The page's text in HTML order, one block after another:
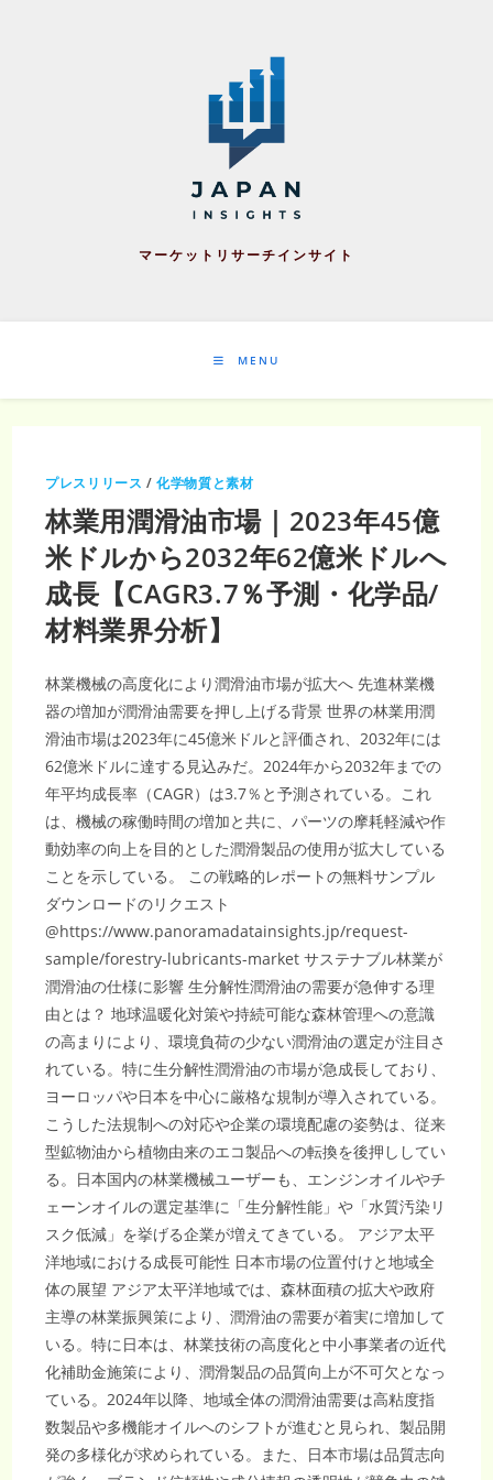
マーケットリサーチインサイト
MENU
プレスリリース /化学物質と素材
林業用潤滑油市場｜2023年45億
米ドルから2032年62億米ドルへ
成長【CAGR3.7％予測・化学品/
材料業界分析】
林業機械の高度化により潤滑油市場が拡大へ 先進林業機
器の増加が潤滑油需要を押し上げる背景 世界の林業用潤
滑油市場は2023年に45億米ドルと評価され、2032年には
62億米ドルに達する見込みだ。2024年から2032年までの
年平均成長率（CAGR）は3.7％と予測されている。これ
は、機械の稼働時間の増加と共に、パーツの摩耗軽減や作
動効率の向上を目的とした潤滑製品の使用が拡大している
ことを示している。 この戦略的レポートの無料サンプル
ダウンロードのリクエスト
@https://www.panoramadatainsights.jp/request-
sample/forestry-lubricants-market サステナブル林業が
潤滑油の仕様に影響 生分解性潤滑油の需要が急伸する理
由とは？ 地球温暖化対策や持続可能な森林管理への意識
の高まりにより、環境負荷の少ない潤滑油の選定が注目さ
れている。特に生分解性潤滑油の市場が急成長しており、
ヨーロッパや日本を中心に厳格な規制が導入されている。
こうした法規制への対応や企業の環境配慮の姿勢は、従来
型鉱物油から植物由来のエコ製品への転換を後押ししてい
る。日本国内の林業機械ユーザーも、エンジンオイルやチ
ェーンオイルの選定基準に「生分解性能」や「水質汚染リ
スク低減」を挙げる企業が増えてきている。 アジア太平
洋地域における成長可能性 日本市場の位置付けと地域全
体の展望 アジア太平洋地域では、森林面積の拡大や政府
主導の林業振興策により、潤滑油の需要が着実に増加して
いる。特に日本は、林業技術の高度化と中小事業者の近代
化補助金施策により、潤滑製品の品質向上が不可欠となっ
ている。2024年以降、地域全体の潤滑油需要は高粘度指
数製品や多機能オイルへのシフトが進むと見られ、製品開
発の多様化が求められている。また、日本市場は品質志向